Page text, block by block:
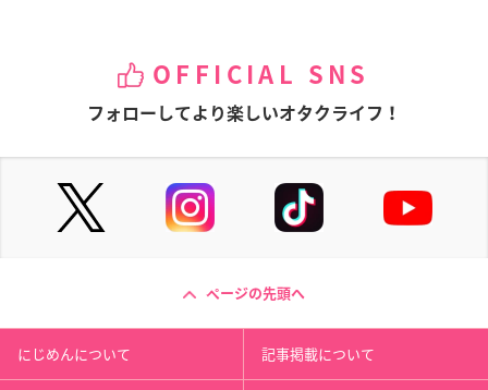
OFFICIAL SNS
フォローしてより楽しいオタクライフ！
ページの先頭へ
にじめんについて 記事掲載について